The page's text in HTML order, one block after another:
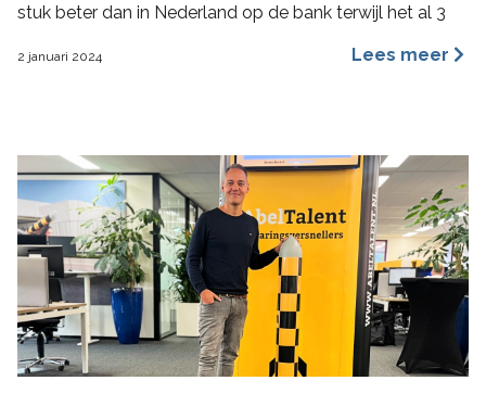
stuk beter dan in Nederland op de bank terwijl het al 3
fijn jaar aan rijke ervaringen, nieuwe inzichten, verbinding
2 januari 2024 Lees meer